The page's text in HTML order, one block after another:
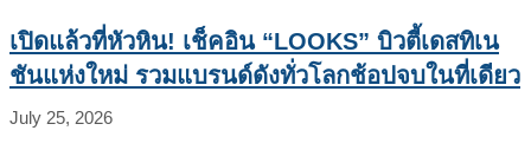
เปิดแล้วที่หัวหิน! เช็คอิน “LOOKS” บิวตี้เดสทิเน
ชันแห่งใหม่ รวมแบรนด์ดังทั่วโลกช้อปจบในที่เดียว
July 25, 2026